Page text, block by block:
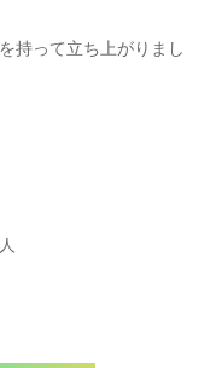
持って立ち上がりまし